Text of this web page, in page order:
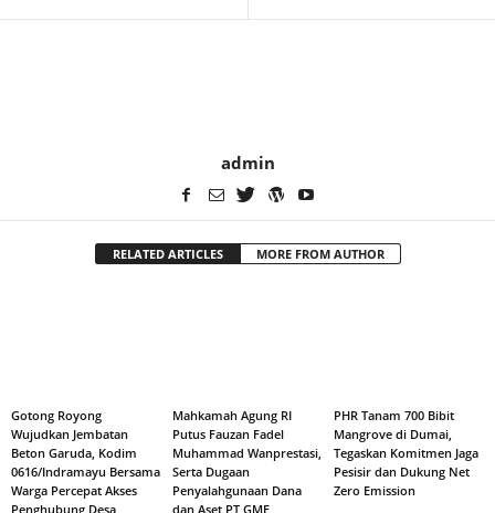
admin
RELATED ARTICLES MORE FROM AUTHOR
Gotong Royong
Wujudkan Jembatan
Beton Garuda, Kodim
0616/Indramayu Bersama
Warga Percepat Akses
Penghubung Desa
Mahkamah Agung RI
Putus Fauzan Fadel
Muhammad Wanprestasi,
Serta Dugaan
Penyalahgunaan Dana
dan Aset PT GME
PHR Tanam 700 Bibit
Mangrove di Dumai,
Tegaskan Komitmen Jaga
Pesisir dan Dukung Net
Zero Emission